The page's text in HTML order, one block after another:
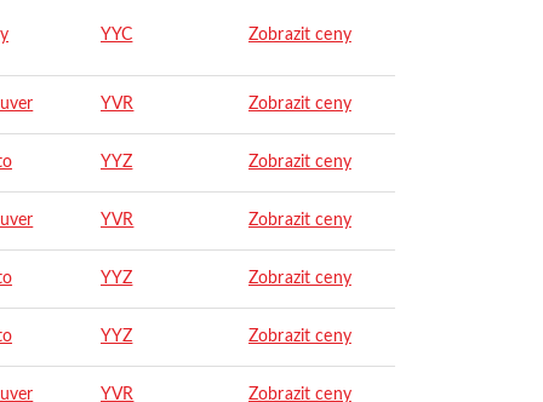
YYC Zobrazit ceny
YVR Zobrazit ceny
YYZ Zobrazit ceny
YVR Zobrazit ceny
YYZ Zobrazit ceny
YYZ Zobrazit ceny
YVR Zobrazit ceny